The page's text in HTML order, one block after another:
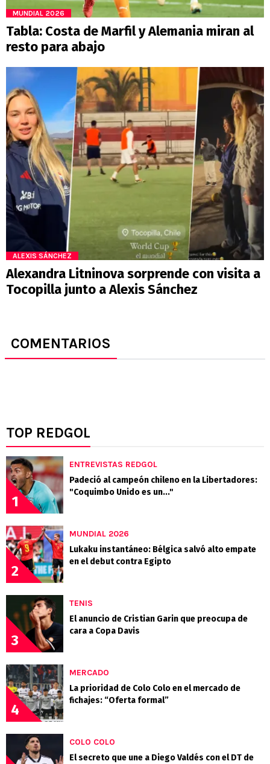
MUNDIAL 2026
Tabla: Costa de Marfil y Alemania miran al
resto para abajo
ALEXIS SÁNCHEZ
Alexandra Litninova sorprende con visita a
Tocopilla junto a Alexis Sánchez
COMENTARIOS
TOP REDGOL
1
ENTREVISTAS REDGOL
Padeció al campeón chileno en la Libertadores:
"Coquimbo Unido es un..."
2
MUNDIAL 2026
Lukaku instantáneo: Bélgica salvó alto empate
en el debut contra Egipto
3
TENIS
El anuncio de Cristian Garin que preocupa de
cara a Copa Davis
4
MERCADO
La prioridad de Colo Colo en el mercado de
fichajes: “Oferta formal”
COLO COLO
El secreto que une a Diego Valdés con el DT de